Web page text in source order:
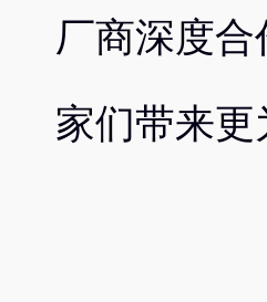
厂商深度
家们带来